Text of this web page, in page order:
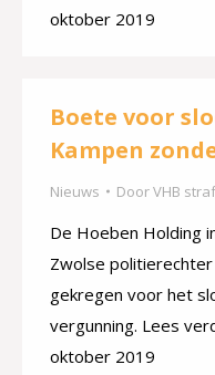
oktober 2019
Boete voor
Kampen
Nieuws DoorVHB
De Hoeben Holding
Zwolse
gekregen voor het
vergunning. Lees
oktober 2019